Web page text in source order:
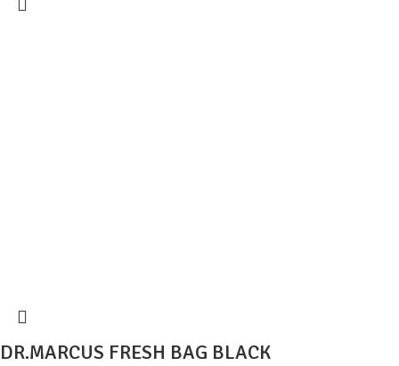
DR.MARCUS FRESH BAG BLACK